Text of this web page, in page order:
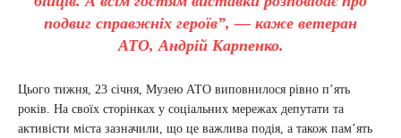
подвиг справжніх героїв”, — каже ветеран
АТО, Андрій Карпенко.
Цього тижня, 23 січня, Музею АТО виповнилося рівно п’ять
років. На своїх сторінках у соціальних мережах депутати та
активісти міста зазначили, що це важлива подія, а також пам’ять